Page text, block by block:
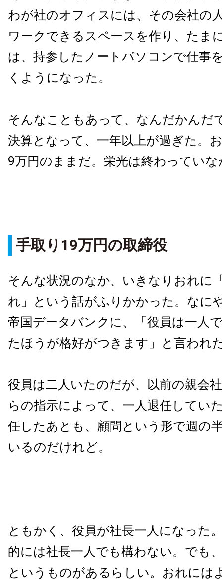
わが社のオフィスには、その会社の
ワークできるスペースを作り、たま
は、持参したノートパソコンで仕事
くようになった。
そんなこともあって、なんだかんだ
決算となって、一年以上が過ぎた。
9万円のままだ。栄光は終わってい
手取り19万円の取締役
そんな状況のなか、いきなりおれに
れ」という話がふりかかった。なに
帝国データバンクに、「役員は一人
たほうが格好がつきます」と言われ
役員は二人いたのだが、以前の親会
らの指示によって、一人退任してい
任したあとも、顧問という形で週の
いるのだけれど。
ともかく、役員が社長一人になった
的には社長一人でも構わない。でも
というものがあるらしい。おれには